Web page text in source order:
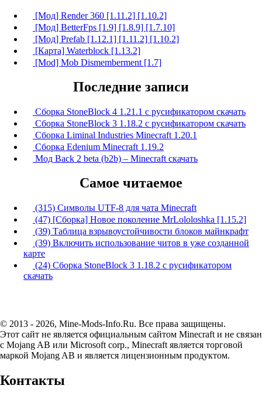
[Мод] Render 360 [1.11.2] [1.10.2]
[Мод] BetterFps [1.9] [1.8.9] [1.7.10]
[Мод] Prefab [1.12.1] [1.11.2] [1.10.2]
[Карта] Waterblock [1.13.2]
[Mod] Mob Dismemberment [1.7]
Последние записи
Сборка StoneBlock 4 1.21.1 с русификатором скачать
Сборка StoneBlock 3 1.18.2 с русификатором скачать
Сборка Liminal Industries Minecraft 1.20.1
Сборка Edenium Minecraft 1.19.2
Мод Back 2 beta (b2b) – Minecraft скачать
Самое читаемое
(315) Символы UTF-8 для чата Minecraft
(47) [Сборка] Новое поколение MrLololoshka [1.15.2]
(39) Таблица взрывоустойчивости блоков майнкрафт
(39) Включить использование читов в уже созданной
карте
(24) Сборка StoneBlock 3 1.18.2 с русификатором
скачать
© 2013 - 2026, Mine-Mods-Info.Ru. Все права защищены.
Этот сайт не является официальным сайтом Minecraft и не связан
с Mojang AB или Microsoft corp., Minecraft является торговой
маркой Mojang AB и является лицензионным продуктом.
Контакты